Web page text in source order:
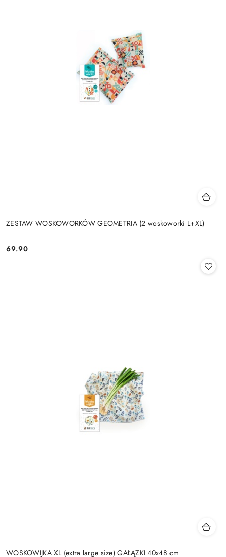
ZESTAW WOSKOWORKÓW GEOMETRIA (2 woskoworki L+XL)
Cena:
69.90
WOSKOWIJKA XL (extra large size) GAŁĄZKI 40x48 cm